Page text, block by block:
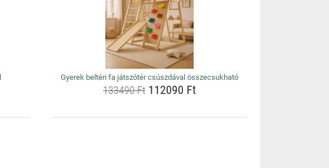
Gyerek beltéri fa játszótér csúszdával összecsukható
133490 Ft 112090 Ft